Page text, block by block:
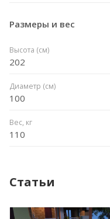
Размеры и вес
Высота (см)
202
Диаметр (см)
100
Вес, кг
110
Статьи